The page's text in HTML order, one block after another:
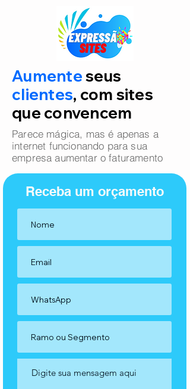
Aumenteseus
clientes, com sites
que convencem
Parece mágica, mas é apenas a
internet funcionando para sua
empresa aumentar o faturamento
Receba um orçamento